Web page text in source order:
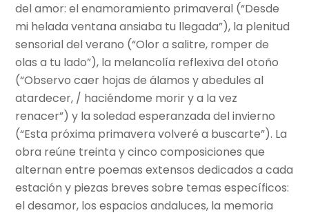
del amor: el enamoramiento primaveral (“Desde
mi helada ventana ansiaba tu llegada”), la plenitud
sensorial del verano (“Olor a salitre, romper de
olas a tu lado”), la melancolía reflexiva del otoño
(“Observo caer hojas de álamos y abedules al
atardecer, / haciéndome morir y a la vez
renacer”) y la soledad esperanzada del invierno
(“Esta próxima primavera volveré a buscarte”). La
obra reúne treinta y cinco composiciones que
alternan entre poemas extensos dedicados a cada
estación y piezas breves sobre temas específicos:
el desamor, los espacios andaluces, la memoria